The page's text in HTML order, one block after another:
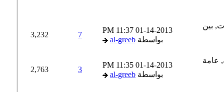
01-14-2013
11:37 PM
بواسطةal-greeb
3,232
01-14-2013
11:35 PM
بواسطةal-greeb
2,763